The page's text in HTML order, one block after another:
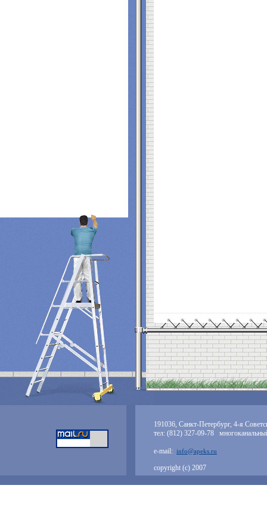
191036, Санкт-Петербург, 4-я
тел: (812) 327-09-78
e-mail: info@apeks.ru
copyright (с) 2007